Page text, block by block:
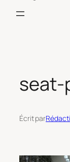
seat-
Écrit par